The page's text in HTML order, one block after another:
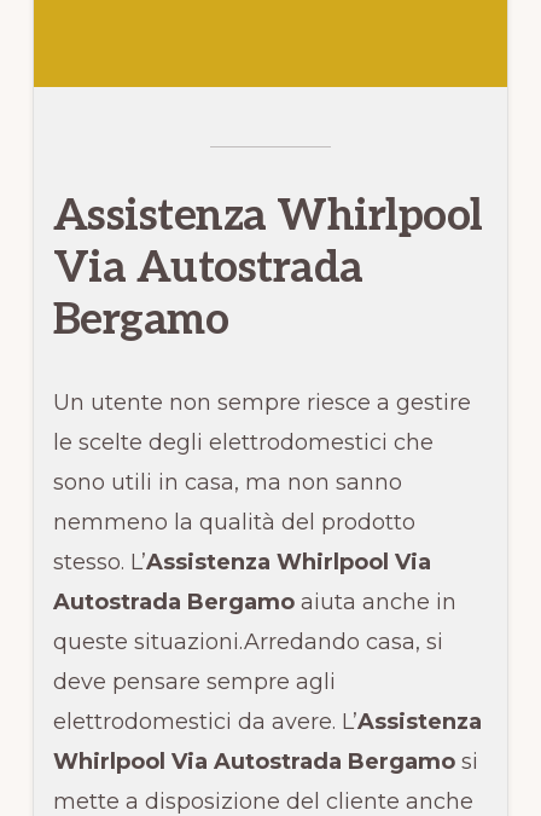
Assistenza Whirlpool
Via Autostrada
Bergamo
Un utente non sempre riesce a gestire
le scelte degli elettrodomestici che
sono utili in casa, ma non sanno
nemmeno la qualità del prodotto
stesso. L’Assistenza Whirlpool Via
Autostrada Bergamoaiuta anche in
queste situazioni.Arredando casa, si
deve pensare sempre agli
elettrodomestici da avere. L’Assistenza
Whirlpool Via Autostrada Bergamosi
mette a disposizione del cliente anche